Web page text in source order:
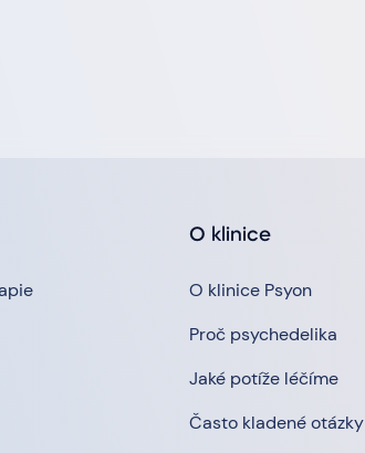
O klinice
O klinice Psyon
Proč psychedelika
Jaké potíže léčíme
Často kladené otázky